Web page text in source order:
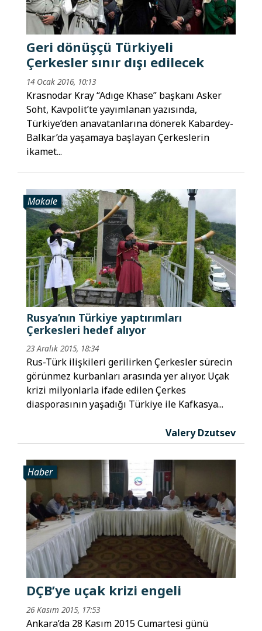
Geri dönüşçü Türkiyeli
Çerkesler sınır dışı edilecek
14 Ocak 2016, 10:13
Krasnodar Kray “Adıge Khase” başkanı Asker
Soht, Kavpolit’te yayımlanan yazısında,
Türkiye’den anavatanlarına dönerek Kabardey-
Balkar’da yaşamaya başlayan Çerkeslerin
ikamet...
Makale
Rusya’nın Türkiye yaptırımları
Çerkesleri hedef alıyor
23 Aralık 2015, 18:34
Rus-Türk ilişkileri gerilirken Çerkesler sürecin
görünmez kurbanları arasında yer alıyor. Uçak
krizi milyonlarla ifade edilen Çerkes
diasporasının yaşadığı Türkiye ile Kafkasya...
Valery Dzutsev
Haber
DÇB’ye uçak krizi engeli
26 Kasım 2015, 17:53
Ankara’da 28 Kasım 2015 Cumartesi günü